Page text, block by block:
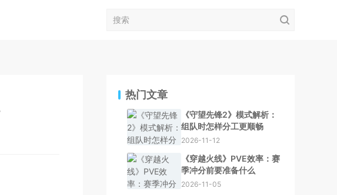
热门文章
《守望先锋2》模式解析：
组队时怎样分工更顺畅
2026-11-12
《穿越火线》PVE效率：赛
季冲分前要准备什么
2026-11-05